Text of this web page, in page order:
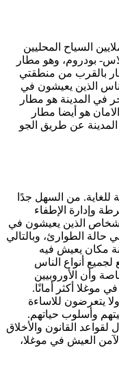
السياح المحليين
بودروم، وهو مطار
بالقرب من منطقتي
الذين يعيشون في
في المدينة هو مطار
هو أيضا مطار
عن طريق الجو
للغاية. من السهل جدًا
وإدارة الإطفاء
الذين يعيشون في
الطوارئ، وبالتالي
مكان يعيش فيه
أنواع الناس
وأن الأوروبيين
موغلا أكثر أمانًا.
يتعرضون للاساءة
وأسلوب حياتهم.
لقواعد القانون والأخلاق
العيش في موغلا،